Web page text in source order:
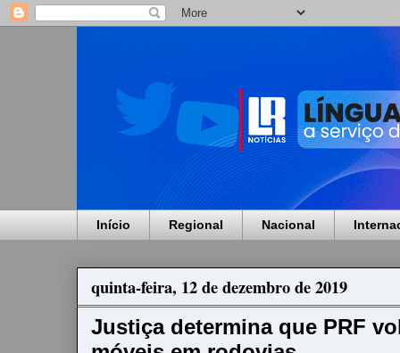
Início Regional Nacional
quinta-feira, 12 de dezembro de 2019
Justiça determina que PRF